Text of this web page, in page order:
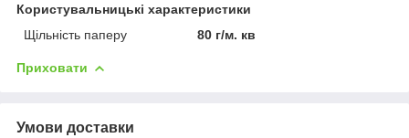
Користувальницькі характеристики
Щільність паперу
80 г/м. кв
Приховати
Умови доставки